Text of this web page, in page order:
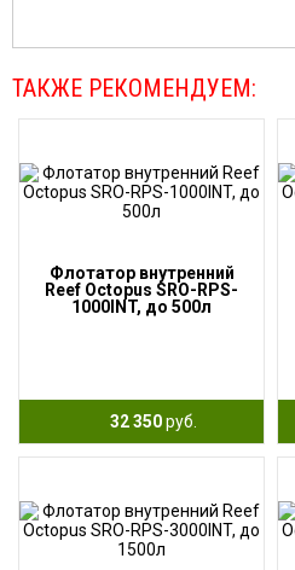
ТАКЖЕ РЕКОМЕНДУЕМ:
Флотатор внутренний
Reef Octopus SRO-RPS-
1000INT, до 500л
32 350руб.